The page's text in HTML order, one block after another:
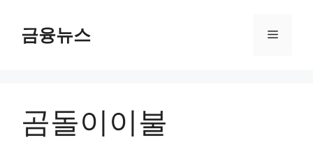
금융뉴스 메
곰돌이이불